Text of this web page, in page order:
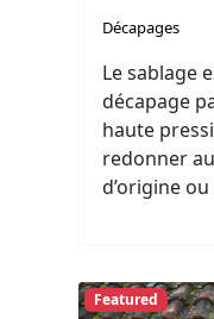
Décapages
Le sablage
décapage
haute
redonner
d’origine
Featured